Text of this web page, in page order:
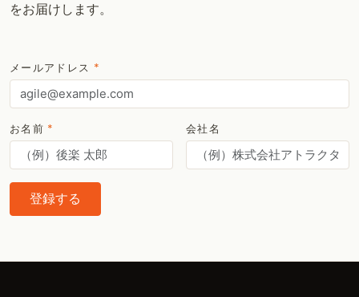
をお届けします。
メールアドレス *
お名前 * 会社名
登録する